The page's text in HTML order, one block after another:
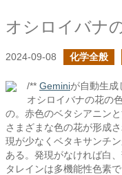
オシロイバナ
2024-09-08 化学全般
/** Geminiが自動生成
オシロイバナの花の
の。赤色のベタシアニン
さまざまな色の花が形成
現が少なくベタキサンチ
ある。発現がなければ白
タレインは多機能性色素